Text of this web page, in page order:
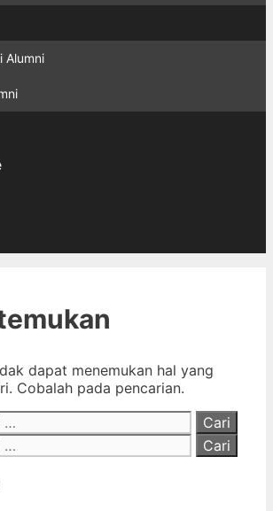
Alumni
dapat menemukan hal yang
Cobalah pada pencarian.